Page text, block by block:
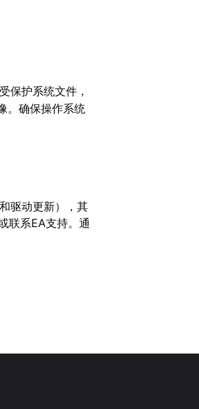
保护系统文件，
。确保操作系统
驱动更新），其
联系EA支持。通